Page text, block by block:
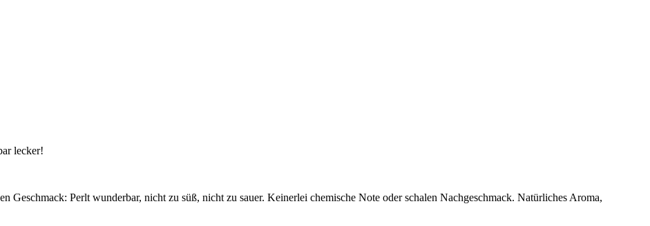
lecker!
Geschmack: Perlt wunderbar, nicht zu süß, nicht zu sauer. Keinerlei chemische Note oder schalen Nachgeschmack. Natürliches Aroma,